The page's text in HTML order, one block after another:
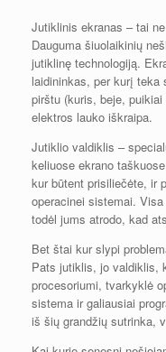
Jutiklinis ekranas – tai
Dauguma šiuolaikinių
jutiklinę technologiją.
laidininkas, per kurį teka
pirštu (kuris, beje,
elektros lauko iškraipa.
Jutiklio valdiklis –
keliuose ekrano
kur būtent prisiliečėte, ir
operacinei sistemai.
todėl jums atrodo, kad
Bet štai kur slypi
Pats jutiklis, jo valdiklis,
procesoriumi, tvarkyklė
sistema ir galiausiai
iš šių grandžių sutrinka,